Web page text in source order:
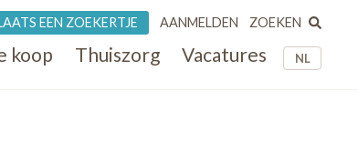
NL
koop Thuiszorg Vacatures
EEN ZOEKERTJE AANMELDEN ZOEKEN